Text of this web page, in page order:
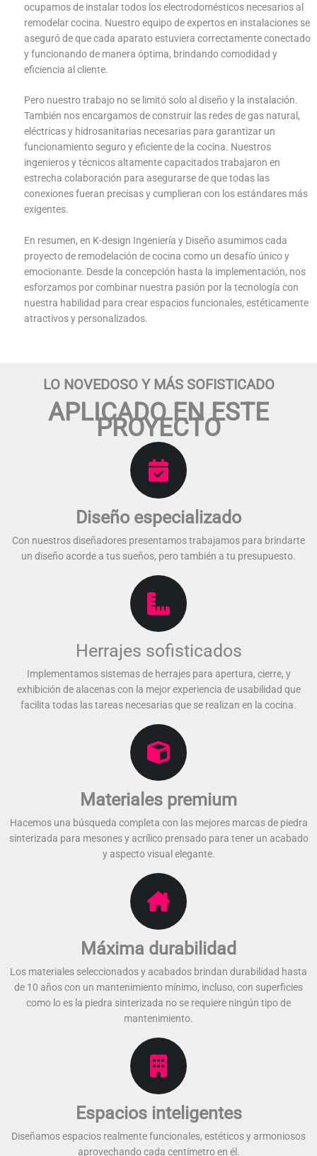
ocupamos de instalar todos los electrodomésticos necesarios al
remodelar cocina. Nuestro equipo de expertos en instalaciones se
aseguró de que cada aparato estuviera correctamente conectado
y funcionando de manera óptima, brindando comodidad y
eficiencia al cliente.
Pero nuestro trabajo no se limitó solo al diseño y la instalación.
También nos encargamos de construir las redes de gas natural,
eléctricas y hidrosanitarias necesarias para garantizar un
funcionamiento seguro y eficiente de la cocina. Nuestros
ingenieros y técnicos altamente capacitados trabajaron en
estrecha colaboración para asegurarse de que todas las
conexiones fueran precisas y cumplieran con los estándares más
exigentes.
En resumen, en K-design Ingeniería y Diseño asumimos cada
proyecto de remodelación de cocina como un desafío único y
emocionante. Desde la concepción hasta la implementación, nos
esforzamos por combinar nuestra pasión por la tecnología con
nuestra habilidad para crear espacios funcionales, estéticamente
atractivos y personalizados.
LO NOVEDOSO Y MÁS SOFISTICADO
APLICADO EN ESTE
PROYECTO​
Diseño especializado​
Con nuestros diseñadores presentamos trabajamos para brindarte
un diseño acorde a tus sueños, pero también a tu presupuesto.​​
Herrajes sofisticados
Implementamos sistemas de herrajes para apertura, cierre, y
exhibición de alacenas con la mejor experiencia de usabilidad que
facilita todas las tareas necesarias que se realizan en la cocina.​​
Materiales premium​
Hacemos una búsqueda completa con las mejores marcas de piedra
sinterizada para mesones y acrílico prensado para tener un acabado
y aspecto visual elegante.​​
Máxima durabilidad
Los materiales seleccionados y acabados brindan durabilidad hasta
de 10 años con un mantenimiento mínimo, incluso, con superficies
como lo es la piedra sinterizada no se requiere ningún tipo de
mantenimiento.​​
Espacios inteligentes
Diseñamos espacios realmente funcionales, estéticos y armoniosos
aprovechando cada centímetro en él.​​